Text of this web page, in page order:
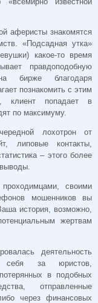
аферисты знакомятся
«Подсадная утка»
какое-то время
правдоподобную
бирже благодаря
познакомить с этим
клиент попадает в
по максимуму.
лохотрон от
липовые контакты,
– этого более
своими
мошенников вы
история, возможно,
жертвам
деятельность
себя за юристов,
в подобных
отправленные
через финансовых